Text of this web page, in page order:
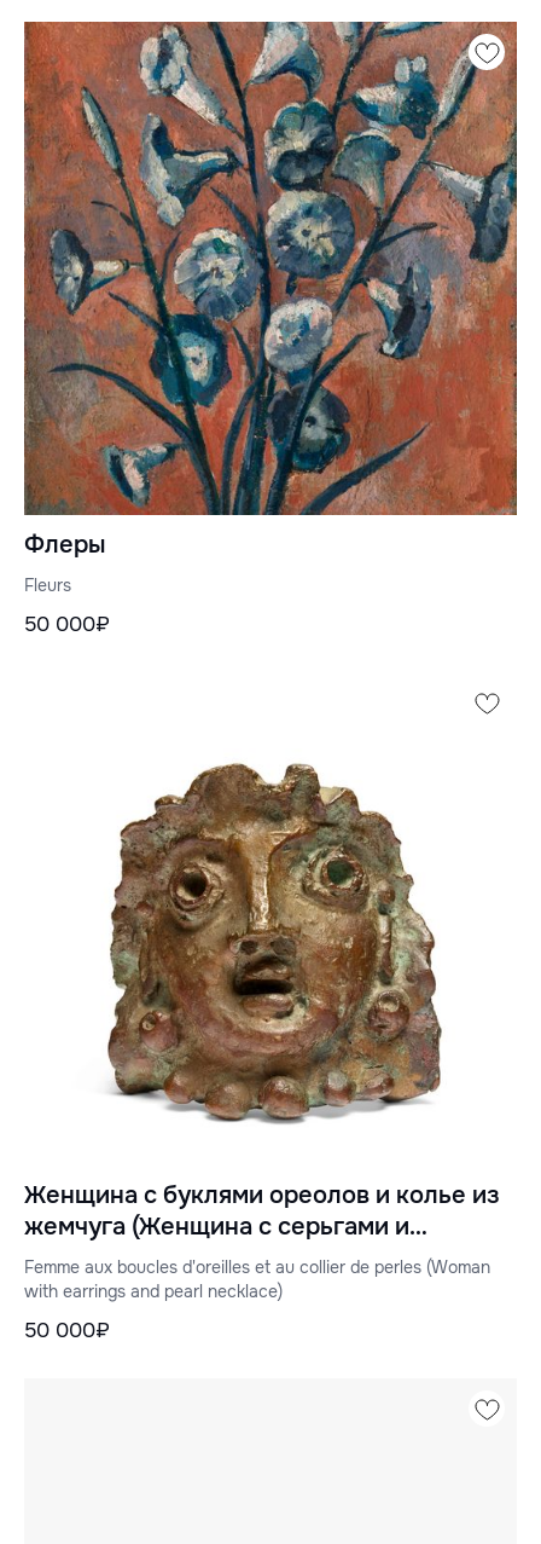
Флеры
Fleurs
50 000₽
Женщина с буклями ореолов и колье из
жемчуга (Женщина с серьгами и
жемчужным ожерельем)
Femme aux boucles d'oreilles et au collier de perles (Woman
with earrings and pearl necklace)
50 000₽